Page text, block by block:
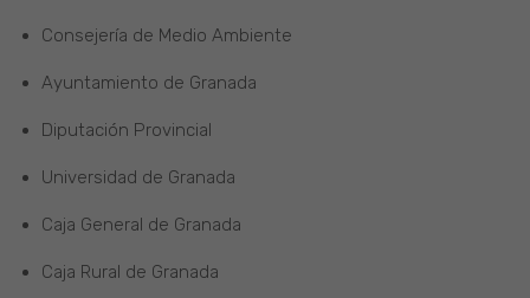
Consejería de Medio Ambiente
Ayuntamiento de Granada
Diputación Provincial
Universidad de Granada
Caja General de Granada
Caja Rural de Granada